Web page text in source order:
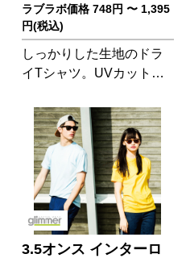
ラブラボ価格 748円 〜 1,395
円(税込)
しっかりした生地のドラ
イTシャツ。UVカット機
3.5オンス インターロ